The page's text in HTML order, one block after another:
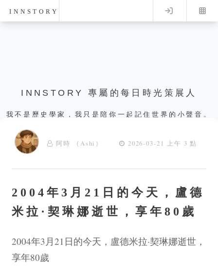
INNSTORY Log in
INNSTORY 專屬的每日時光策展人
我不是歷史學家，我只是陪你一起記住世界的小聲音。
阿時 （Ashi） 2026-03-21 上午 3 點
2004年3月21日的今天，盧德
米拉·契琳娜逝世，享年80歲
2004年3月21日的今天，盧德米拉·契琳娜逝世，
享年80歲